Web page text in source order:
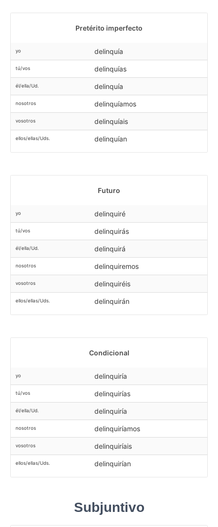
Pretérito imperfecto
yo delinquía
tú/vos delinquías
él/ella/Ud. delinquía
nosotros delinquíamos
vosotros delinquíais
ellos/ellas/Uds. delinquían
Futuro
yo delinquiré
tú/vos delinquirás
él/ella/Ud. delinquirá
nosotros delinquiremos
vosotros delinquiréis
ellos/ellas/Uds. delinquirán
Condicional
yo delinquiría
tú/vos delinquirías
él/ella/Ud. delinquiría
nosotros delinquiríamos
vosotros delinquiríais
ellos/ellas/Uds. delinquirían
Subjuntivo